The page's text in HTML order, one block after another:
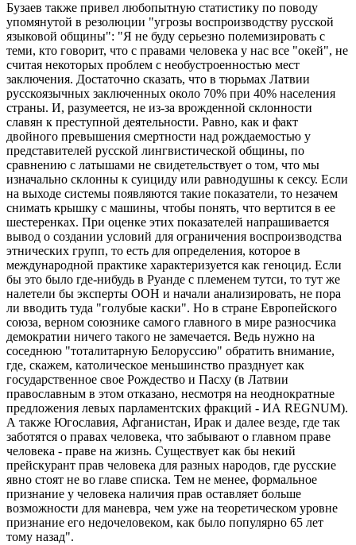
Бузаев также привел любопытную статистику по поводу
упомянутой в резолюции "угрозы воспроизводству русской
языковой общины": "Я не буду серьезно полемизировать с
теми, кто говорит, что с правами человека у нас все "окей", не
считая некоторых проблем с необустроенностью мест
заключения. Достаточно сказать, что в тюрьмах Латвии
русскоязычных заключенных около 70% при 40% населения
страны. И, разумеется, не из-за врожденной склонности
славян к преступной деятельности. Равно, как и факт
двойного превышения смертности над рождаемостью у
представителей русской лингвистической общины, по
сравнению с латышами не свидетельствует о том, что мы
изначально склонны к суициду или равнодушны к сексу. Если
на выходе системы появляются такие показатели, то незачем
снимать крышку с машины, чтобы понять, что вертится в ее
шестеренках. При оценке этих показателей напрашивается
вывод о создании условий для ограничения воспроизводства
этнических групп, то есть для определения, которое в
международной практике характеризуется как геноцид. Если
бы это было где-нибудь в Руанде с племенем тутси, то тут же
налетели бы эксперты ООН и начали анализировать, не пора
ли вводить туда "голубые каски". Но в стране Европейского
союза, верном союзнике самого главного в мире разносчика
демократии ничего такого не замечается. Ведь нужно на
соседнюю "тоталитарную Белоруссию" обратить внимание,
где, скажем, католическое меньшинство празднует как
государственное свое Рождество и Пасху (в Латвии
православным в этом отказано, несмотря на неоднократные
предложения левых парламентских фракций - ИА REGNUM).
А также Югославия, Афганистан, Ирак и далее везде, где так
заботятся о правах человека, что забывают о главном праве
человека - праве на жизнь. Существует как бы некий
прейскурант прав человека для разных народов, где русские
явно стоят не во главе списка. Тем не менее, формальное
признание у человека наличия прав оставляет больше
возможности для маневра, чем уже на теоретическом уровне
признание его недочеловеком, как было популярно 65 лет
тому назад".